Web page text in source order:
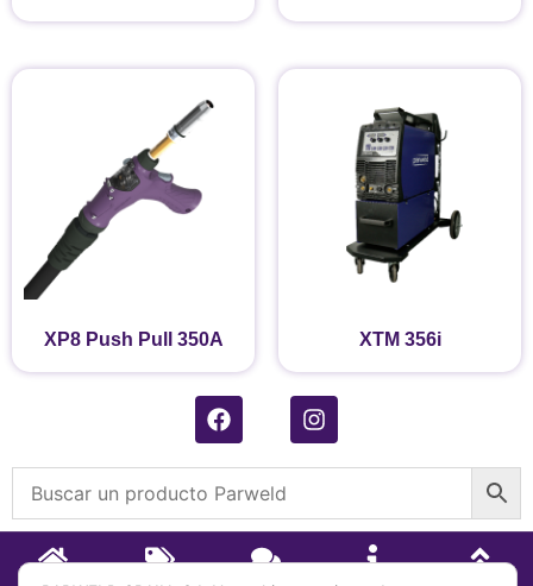
XP8 Push Pull 350A XTM 356i